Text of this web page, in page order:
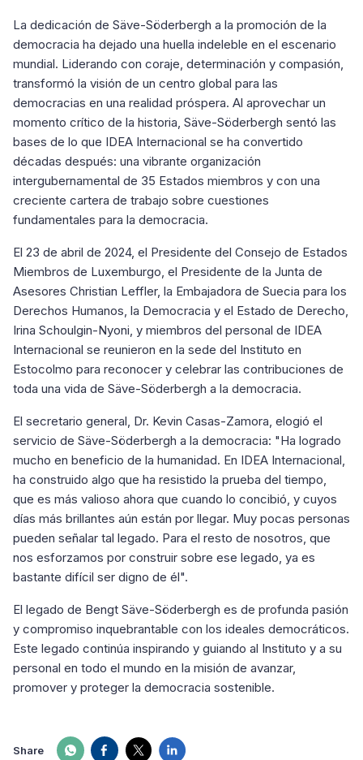
La dedicación de Säve-Söderbergh a la promoción de la
democracia ha dejado una huella indeleble en el escenario
mundial. Liderando con coraje, determinación y compasión,
transformó la visión de un centro global para las
democracias en una realidad próspera. Al aprovechar un
momento crítico de la historia, Säve-Söderbergh sentó las
bases de lo que IDEA Internacional se ha convertido
décadas después: una vibrante organización
intergubernamental de 35 Estados miembros y con una
creciente cartera de trabajo sobre cuestiones
fundamentales para la democracia.
El 23 de abril de 2024, el Presidente del Consejo de Estados
Miembros de Luxemburgo, el Presidente de la Junta de
Asesores Christian Leffler, la Embajadora de Suecia para los
Derechos Humanos, la Democracia y el Estado de Derecho,
Irina Schoulgin-Nyoni, y miembros del personal de IDEA
Internacional se reunieron en la sede del Instituto en
Estocolmo para reconocer y celebrar las contribuciones de
toda una vida de Säve-Söderbergh a la democracia.
El secretario general, Dr. Kevin Casas-Zamora, elogió el
servicio de Säve-Söderbergh a la democracia: "Ha logrado
mucho en beneficio de la humanidad. En IDEA Internacional,
ha construido algo que ha resistido la prueba del tiempo,
que es más valioso ahora que cuando lo concibió, y cuyos
días más brillantes aún están por llegar. Muy pocas personas
pueden señalar tal legado. Para el resto de nosotros, que
nos esforzamos por construir sobre ese legado, ya es
bastante difícil ser digno de él".
El legado de Bengt Säve-Söderbergh es de profunda pasión
y compromiso inquebrantable con los ideales democráticos.
Este legado continúa inspirando y guiando al Instituto y a su
personal en todo el mundo en la misión de avanzar,
promover y proteger la democracia sostenible.
Share